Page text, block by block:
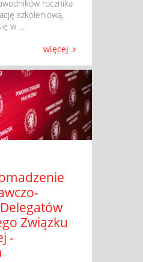
rocznika
szkoleniową,
w ...
więcej
Związku
-